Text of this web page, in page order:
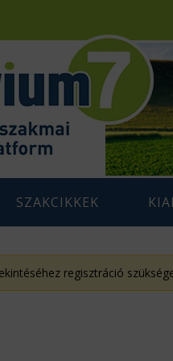
SZAKCIKKEK
AGRÁRGAZDASÁG
regisztráció